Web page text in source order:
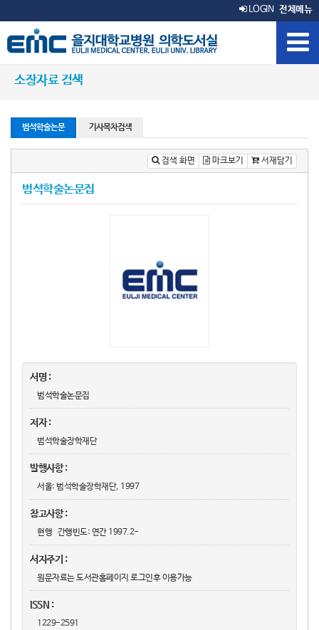
LOGIN 전체메뉴
소장자료 검색
범석학술논문 기사목차검색
검색 화면 마크보기 서재담기
범석학술논문집
서명 :
범석학술논문집
저자 :
범석학술장학재단
발행사항 :
서울: 범석학술장학재단, 1997
참고사항 :
현행 간행빈도: 연간 1997.2-
서지주기 :
원문자료는 도서관홈페이지 로그인후 이용가능
ISSN :
1229-2591